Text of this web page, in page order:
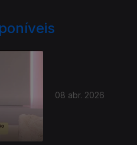
08 abr. 2026